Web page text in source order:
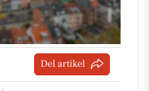
Del artikel